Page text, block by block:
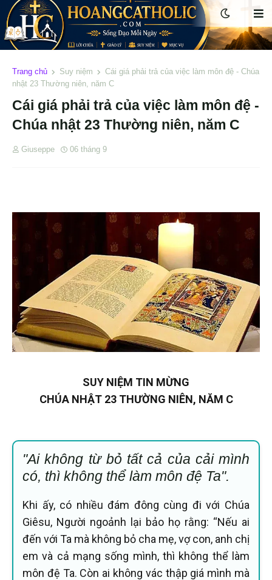
Trang chủ Suy niệm
Cái giá phải trả của việc làm môn đệ - Chúa
nhật 23 Thường niên, năm C
Cái giá phải trả của việc làm môn đệ -
Chúa nhật 23 Thường niên, năm C
Giuseppe 06 tháng 9
SUY NIỆM TIN MỪNG
CHÚA NHẬT 23 THƯỜNG NIÊN, NĂM C
"Ai không từ bỏ tất cả của cải mình
có, thì không thể làm môn đệ Ta".
Khi ấy, có nhiều đám đông cùng đi với Chúa
Giêsu, Người ngoảnh lại bảo họ rằng: “Nếu ai
đến với Ta mà không bỏ cha mẹ, vợ con, anh chị
em và cả mạng sống mình, thì không thể làm
môn đệ Ta. Còn ai không vác thập giá mình mà